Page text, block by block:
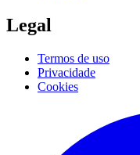
Legal
Termos de uso
Privacidade
Cookies